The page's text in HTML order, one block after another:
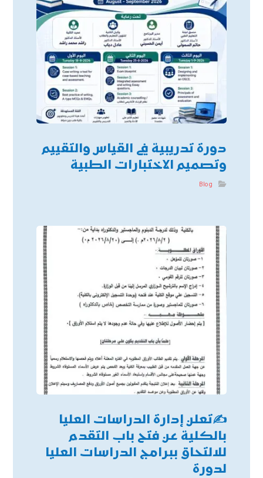
دورة تدريبية في القياس والتقييم
وتصميم الاختبارات الطبية
Blog
✍تعلن إدارة الدراسات العليا
بالكلية عن فتح باب التقدم
للالتحاق ببرامج الدراسات العليا
لدورة